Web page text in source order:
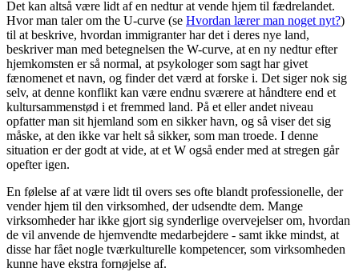
Det kan altså være lidt af en nedtur at vende hjem til fædrelandet.
Hvor man taler om the U-curve (se Hvordan lærer man noget nyt?)
til at beskrive, hvordan immigranter har det i deres nye land,
beskriver man med betegnelsen the W-curve, at en ny nedtur efter
hjemkomsten er så normal, at psykologer som sagt har givet
fænomenet et navn, og finder det værd at forske i. Det siger nok sig
selv, at denne konflikt kan være endnu sværere at håndtere end et
kultursammenstød i et fremmed land. På et eller andet niveau
opfatter man sit hjemland som en sikker havn, og så viser det sig
måske, at den ikke var helt så sikker, som man troede. I denne
situation er der godt at vide, at et W også ender med at stregen går
opefter igen.
En følelse af at være lidt til overs ses ofte blandt professionelle, der
vender hjem til den virksomhed, der udsendte dem. Mange
virksomheder har ikke gjort sig synderlige overvejelser om, hvordan
de vil anvende de hjemvendte medarbejdere - samt ikke mindst, at
disse har fået nogle tværkulturelle kompetencer, som virksomheden
kunne have ekstra fornøjelse af.